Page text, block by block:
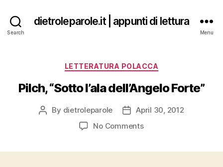
Search
dietroleparole.it | appunti di lettura
Menu
Categories
LETTERATURA POLACCA
Pilch, “Sotto l’ala dell’Angelo Forte”
Post
By dietroleparole
PostApril 30, 2012
No Commentson